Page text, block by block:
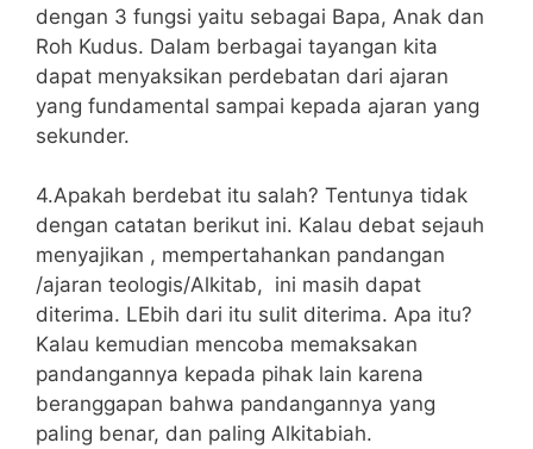
dengan 3 fungsi yaitu sebagai Bapa, Anak dan
Roh Kudus. Dalam berbagai tayangan kita
dapat menyaksikan perdebatan dari ajaran
yang fundamental sampai kepada ajaran yang
sekunder.
4.Apakah berdebat itu salah? Tentunya tidak
dengan catatan berikut ini. Kalau debat sejauh
menyajikan , mempertahankan pandangan
/ajaran teologis/Alkitab, ini masih dapat
diterima. LEbih dari itu sulit diterima. Apa itu?
Kalau kemudian mencoba memaksakan
pandangannya kepada pihak lain karena
beranggapan bahwa pandangannya yang
paling benar, dan paling Alkitabiah.